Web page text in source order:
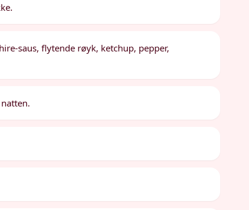
saus, flytende røyk, ketchup, pepper,